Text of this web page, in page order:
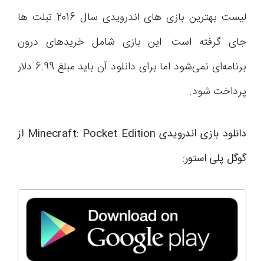
لیست بهترین بازی های اندرویدی سال 2016 تبلت ها
جای گرفته است. این بازی شامل خریدهای درون
برنامه‌ای نمی‌شود اما برای دانلود آن باید مبلغ 6.99 دلار
پرداخت شود.
دانلود بازی اندرویدی Minecraft: Pocket Edition از
گوگل پلی استور: